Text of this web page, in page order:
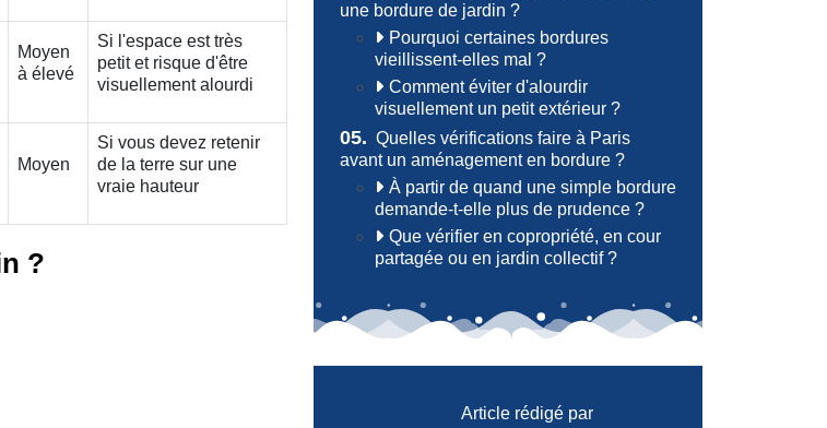
Moyen
à élevé
Si l'espace est très
petit et risque d'être
visuellement alourdi
Moyen
Si vous devez retenir
de la terre sur une
vraie hauteur
?
une bordure de jardin ?
Pourquoi certaines bordures
vieillissent-elles mal ?
Comment éviter d'alourdir
visuellement un petit extérieur ?
05. Quelles vérifications faire à Paris
avant un aménagement en bordure ?
À partir de quand une simple bordure
demande-t-elle plus de prudence ?
Que vérifier en copropriété, en cour
partagée ou en jardin collectif ?
Article rédigé par